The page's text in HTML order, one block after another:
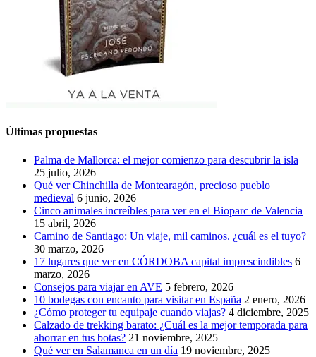
Últimas propuestas
Palma de Mallorca: el mejor comienzo para descubrir la isla
25 julio, 2026
Qué ver Chinchilla de Montearagón, precioso pueblo
medieval 6 junio, 2026
Cinco animales increíbles para ver en el Bioparc de Valencia
15 abril, 2026
Camino de Santiago: Un viaje, mil caminos. ¿cuál es el tuyo?
30 marzo, 2026
17 lugares que ver en CÓRDOBA capital imprescindibles 6
marzo, 2026
Consejos para viajar en AVE 5 febrero, 2026
10 bodegas con encanto para visitar en España 2 enero, 2026
¿Cómo proteger tu equipaje cuando viajas? 4 diciembre, 2025
Calzado de trekking barato: ¿Cuál es la mejor temporada para
ahorrar en tus botas? 21 noviembre, 2025
Qué ver en Salamanca en un día 19 noviembre, 2025